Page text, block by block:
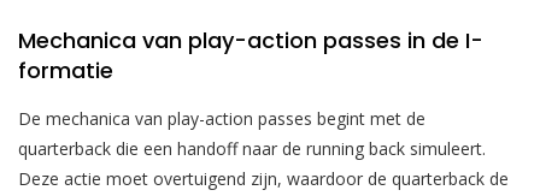
Mechanica van play-action passes in de I-
formatie
De mechanica van play-action passes begint met de
quarterback die een handoff naar de running back simuleert.
Deze actie moet overtuigend zijn, waardoor de quarterback de